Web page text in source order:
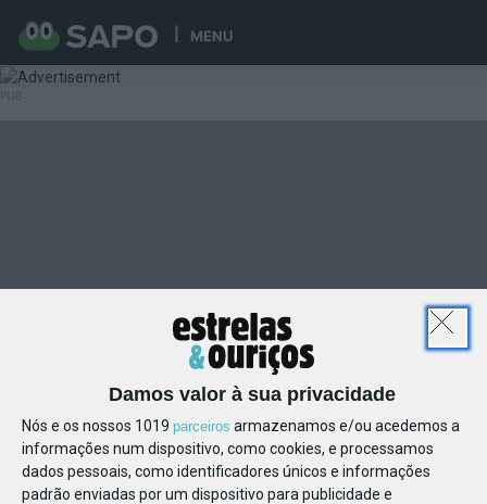
MENU
Damos valor à sua privacidade
Nós e os nossos 1019 parceiros armazenamos e/ou acedemos a
informações num dispositivo, como cookies, e processamos
dados pessoais, como identificadores únicos e informações
padrão enviadas por um dispositivo para publicidade e